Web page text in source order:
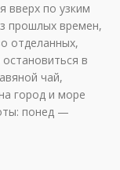
вверх по узким
прошлых времен,
отделанных,
в
чай,
город и море
понед —